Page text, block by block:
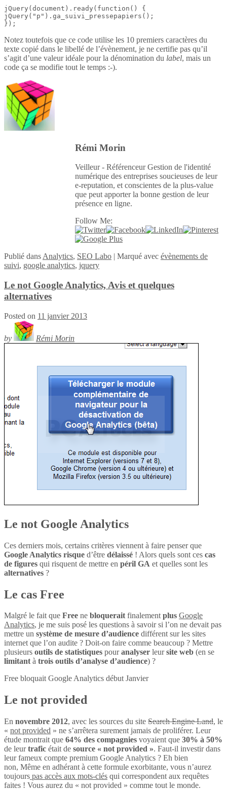
jQuery(document).ready(function() {
jQuery("p").ga_suivi_pressepapiers();
});
Notez toutefois que ce code utilise les 10 premiers caractères du
texte copié dans le libellé de l’évènement, je ne certifie pas qu’il
s’agit d’une valeur idéale pour la dénomination du label, mais un
code ça se modifie tout le temps :-).
Rémi Morin
Veilleur - Référenceur Gestion de l'identité
numérique des entreprises soucieuses de leur
e-reputation, et conscientes de la plus-value
que peut apporter la bonne gestion de leur
présence en ligne.
Follow Me:
Publié dans Analytics, SEO Labo | Marqué avec évènements de
suivi, google analytics, jquery
Le not Google Analytics, Avis et quelques
alternatives
Posted on 11 janvier 2013
by Rémi Morin
Le not Google Analytics
Ces derniers mois, certains critères viennent à faire penser que
Google Analytics risque d’être délaissé ! Alors quels sont ces cas
de figures qui risquent de mettre en péril GA et quelles sont les
alternatives ?
Le cas Free
Malgré le fait que Free ne bloqueraitfinalementplus Google
Analytics, je me suis posé les questions à savoir si l’on ne devait pas
mettre un système de mesure d’audience différent sur les sites
internet que l’on audite ? Doit-on faire comme beaucoup ? Mettre
plusieurs outils de statistiques pouranalyser leursite web (en se
limitantà trois outils d’analyse d’audience) ?
Free bloquait Google Analytics début Janvier
Le not provided
En novembre 2012, avec les sources du site Search Engine Land, le
« not provided » ne s’arrêtera surement jamais de proliférer. Leur
étude montrait que 64% des compagnies voyaient que 30% à 50%
de leurtrafic était de source « not provided ». Faut-il investir dans
leur fameux compte premium Google Analytics ? Eh bien
non, Même en adhérant à cette formule exorbitante, vous n’aurez
toujours pas accès aux mots-clés qui correspondent aux requêtes
faites ! Vous aurez du « not provided » comme tout le monde.